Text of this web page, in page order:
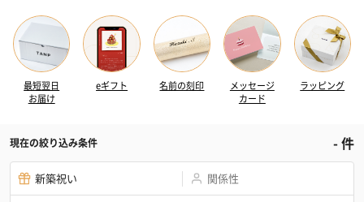
最短翌日
お届け
eギフト 名前の刻印
メッセージ
カード
ラッピング
現在の絞り込み条件 -件
新築祝い 関係性